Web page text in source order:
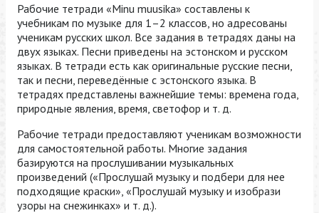
Рабочие тетради «Minu muusika» составлены к
учебникам по музыке для 1–2 классов, но адресованы
ученикам русских школ. Все задания в тетрадях даны на
двух языках. Песни приведены на эстонском и русском
языках. В тетради есть как оригинальные русские песни,
так и песни, переведённые с эстонского языка. В
тетрадях представлены важнейшие темы: времена года,
природные явления, время, светофор и т. д.
Рабочие тетради предоставляют ученикам возможности
для самостоятельной работы. Многие задания
базируются на прослушивании музыкальных
произведений («Прослушай музыку и подбери для нее
подходящие краски», «Прослушай музыку и изобрази
узоры на снежинках» и т. д.).